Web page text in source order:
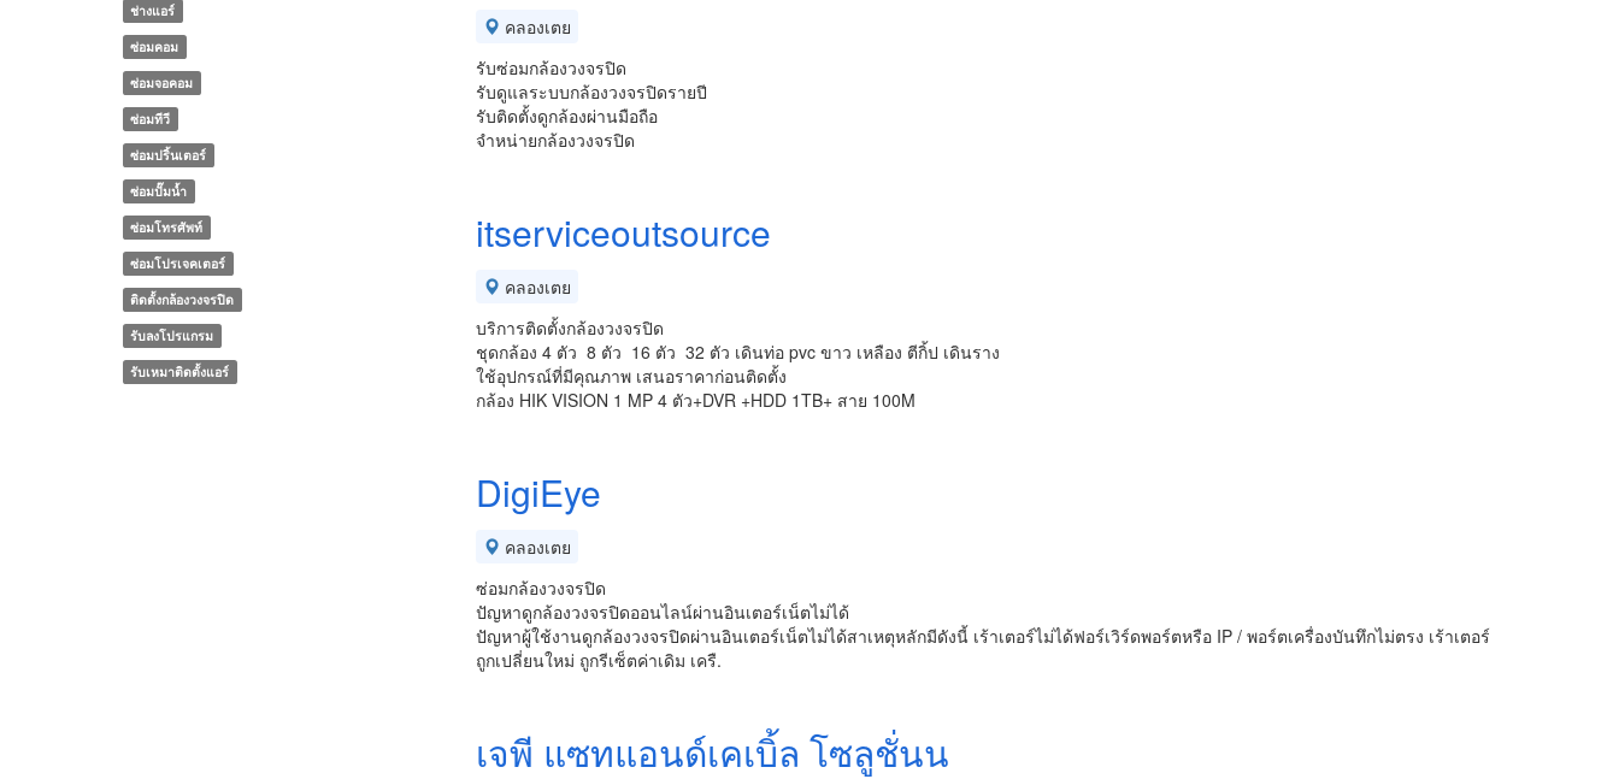
คลองเตย
รับซ่อมกล้องวงจรปิด
รับดูแลระบบกล้องวงจรปิดรายปี
รับติดตั้งดูกล้องผ่านมือถือ
จำหน่ายกล้องวงจรปิด
itserviceoutsource
คลองเตย
บริการติดตั้งกล้องวงจรปิด
ชุดกล้อง 4 ตัว 8 ตัว 16 ตัว 32 ตัว เดินท่อ pvc ขาว เหลือง ตีกิ้ป เดินราง
ใช้อุปกรณ์ที่มีคุณภาพ เสนอราคาก่อนติดตั้ง
กล้อง HIK VISION 1 MP 4 ตัว+DVR +HDD 1TB+ สาย 100M
DigiEye
คลองเตย
ซ่อมกล้องวงจรปิด
ปัญหาดูกล้องวงจรปิดออนไลน์ผ่านอินเตอร์เน็ตไม่ได้
ปัญหาผู้ใช้งานดูกล้องวงจรปิดผ่านอินเตอร์เน็ตไม่ได้สาเหตุหลักมีดังนี้ เร้าเตอร์ไม่ได้ฟอร์เวิร์ดพอร์ตหรือ IP / พอร์ตเครื่องบันทึกไม่ตรง เร้าเตอร์
ถูกเปลี่ยนใหม่ ถูกรีเซ็ตค่าเดิม เครื.
เจพี แซทแอนด์เคเบิ้ล โซลูชั่นน
ช่างแอร์
ซ่อมคอม
ซ่อมจอคอม
ซ่อมทีวี
ซ่อมปริ้นเตอร์
ซ่อมปั๊มน้ำ
ซ่อมโทรศัพท์
ซ่อมโปรเจคเตอร์
ติดตั้งกล้องวงจรปิด
รับลงโปรแกรม
รับเหมาติดตั้งแอร์